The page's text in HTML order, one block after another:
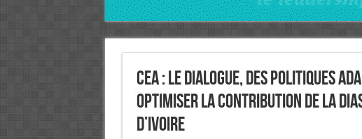
CEA : Le dialogue, des politiques
optimiser la contribution de la
d’Ivoire